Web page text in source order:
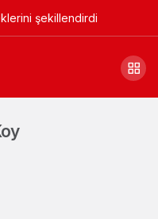
şekillendirdi